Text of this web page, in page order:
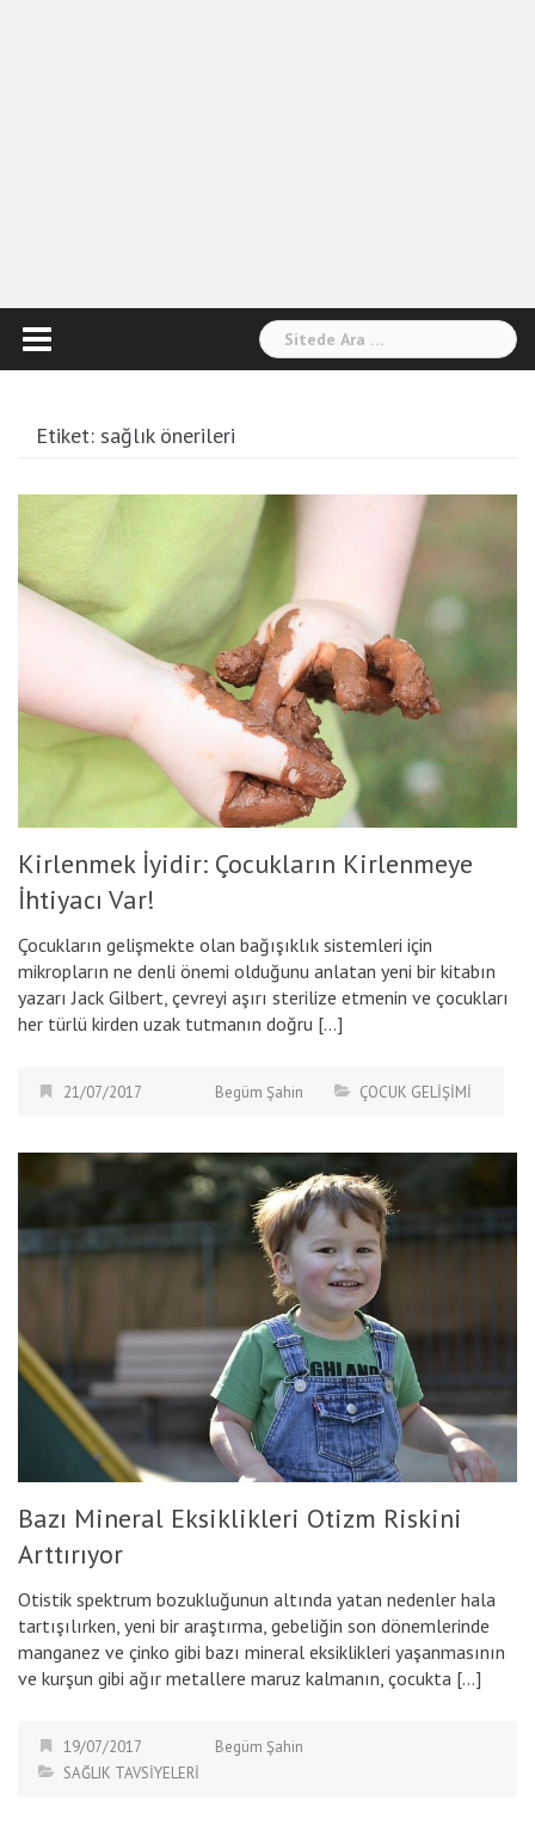
Arama:
Etiket: sağlık önerileri
Kirlenmek İyidir: Çocukların Kirlenmeye
İhtiyacı Var!
Çocukların gelişmekte olan bağışıklık sistemleri için
mikropların ne denli önemi olduğunu anlatan yeni bir kitabın
yazarı Jack Gilbert, çevreyi aşırı sterilize etmenin ve çocukları
her türlü kirden uzak tutmanın doğru […]
21/07/2017 Begüm Şahin ÇOCUK GELİŞİMİ
Bazı Mineral Eksiklikleri Otizm Riskini
Arttırıyor
Otistik spektrum bozukluğunun altında yatan nedenler hala
tartışılırken, yeni bir araştırma, gebeliğin son dönemlerinde
manganez ve çinko gibi bazı mineral eksiklikleri yaşanmasının
ve kurşun gibi ağır metallere maruz kalmanın, çocukta […]
19/07/2017
Begüm Şahin
SAĞLIK TAVSİYELERİ